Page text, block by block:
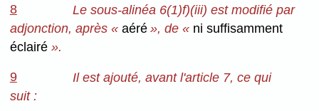
8
Le sous-alinéa 6(1)f)(iii) est modifié par
adjonction, après « aéré», de « ni suffisamment
éclairé ».
9
Il est ajouté, avant l'article 7, ce qui
suit :